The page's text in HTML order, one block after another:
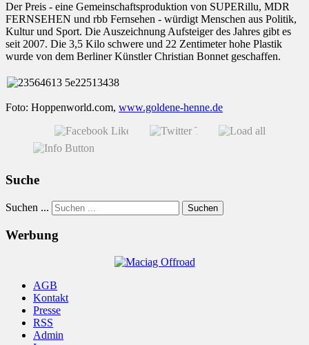
Der Preis - eine Gemeinschaftsproduktion von SUPERillu, MDR
FERNSEHEN und rbb Fernsehen - würdigt Menschen aus Politik,
Kultur und Sport. Die Auszeichnung Aufsteiger des Jahres gibt es
seit 2007. Die 3,5 Kilo schwere und 22 Zentimeter hohe Plastik
wurde von dem Berliner Künstler Christian Bonnet geschaffen.
Foto: Hoppenworld.com, www.goldene-henne.de
Suche
Suchen ... Suchen
Werbung
AGB
Kontakt
Presse
RSS
Admin